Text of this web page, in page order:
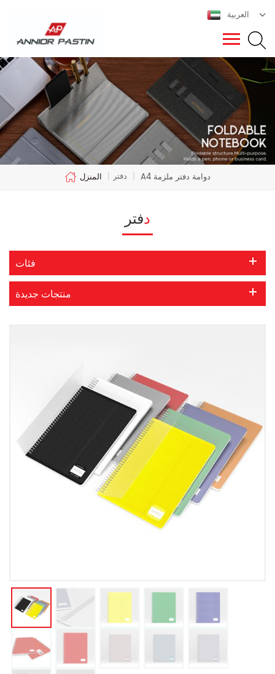
العربية
المنزل | دفتر | A4 دوامة دفتر ملزمة
دفتر
فئات
منتجات جديدة